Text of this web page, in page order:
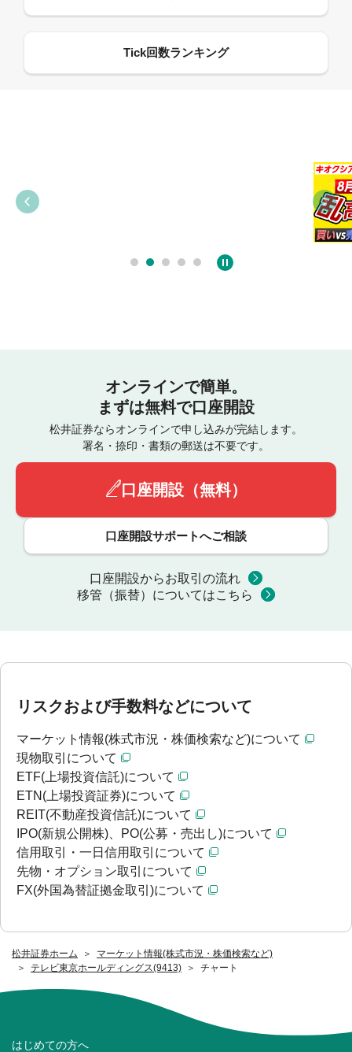
松井証券ホーム
マーケット情報(株式市況・株価検索など)
テレビ東京ホールディングス(9413)
チャート
オンラインで簡単。
まずは無料で口座開設
松井証券ならオンラインで申し込みが完結します。
署名・捺印・書類の郵送は不要です。
口座開設（無料）
口座開設サポートへご相談
口座開設からお取引の流れ
移管（振替）についてはこちら
リスクおよび手数料などについて
マーケット情報(株式市況・株価検索など)について
現物取引について
ETF(上場投資信託)について
ETN(上場投資証券)について
REIT(不動産投資信託)について
IPO(新規公開株)、PO(公募・売出し)について
信用取引・一日信用取引について
先物・オプション取引について
FX(外国為替証拠金取引)について
はじめての方へ